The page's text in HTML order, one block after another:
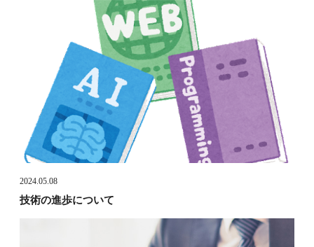
2024.05.08
技術の進歩について